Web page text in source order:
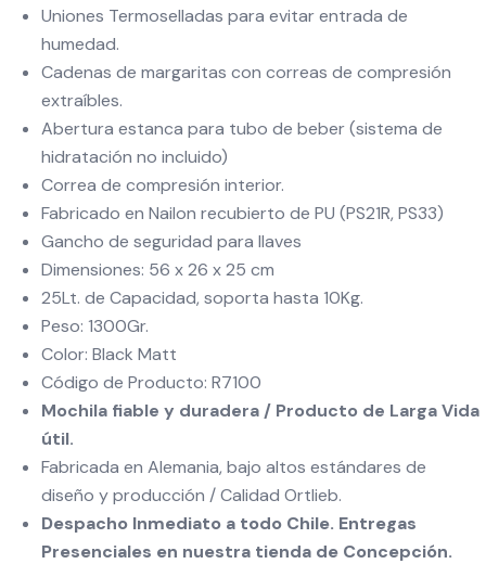
Uniones Termoselladas para evitar entrada de
humedad.
Cadenas de margaritas con correas de compresión
extraíbles.
Abertura estanca para tubo de beber (sistema de
hidratación no incluido)
Correa de compresión interior.
Fabricado en Nailon recubierto de PU (PS21R, PS33)
Gancho de seguridad para llaves
Dimensiones: 56 x 26 x 25 cm
25Lt. de Capacidad, soporta hasta 10Kg.
Peso: 1300Gr.
Color: Black Matt
Código de Producto: R7100
Mochila fiable y duradera / Producto de Larga Vida
útil.
Fabricada en Alemania, bajo altos estándares de
diseño y producción / Calidad Ortlieb.
Despacho Inmediato a todo Chile. Entregas
Presenciales en nuestra tienda de Concepción.